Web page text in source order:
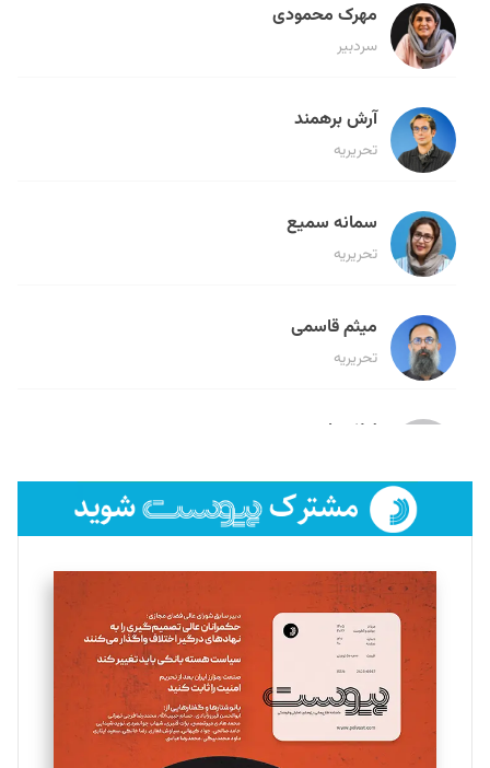
مهرک محمودی
سردبیر
آرش برهمند
تحریریه
سمانه سمیع
تحریریه
میثم قاسمی
تحریریه
لیلا حنارود
فائزه فتحی رستمی
تحریریه
سروش کرمیان
تحریریه
مینا پاکدل